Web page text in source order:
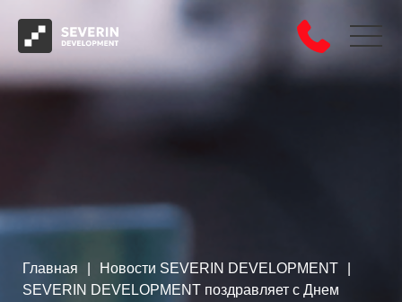
Главная Новости SEVERIN DEVELOPMENT
SEVERIN DEVELOPMENT поздравляет с Днем